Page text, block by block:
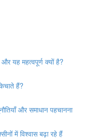
यह महत्वपूर्ण क्यों है?
हैं?
और समाधान पहचानना
में विश्वास बढ़ा रहे हैं